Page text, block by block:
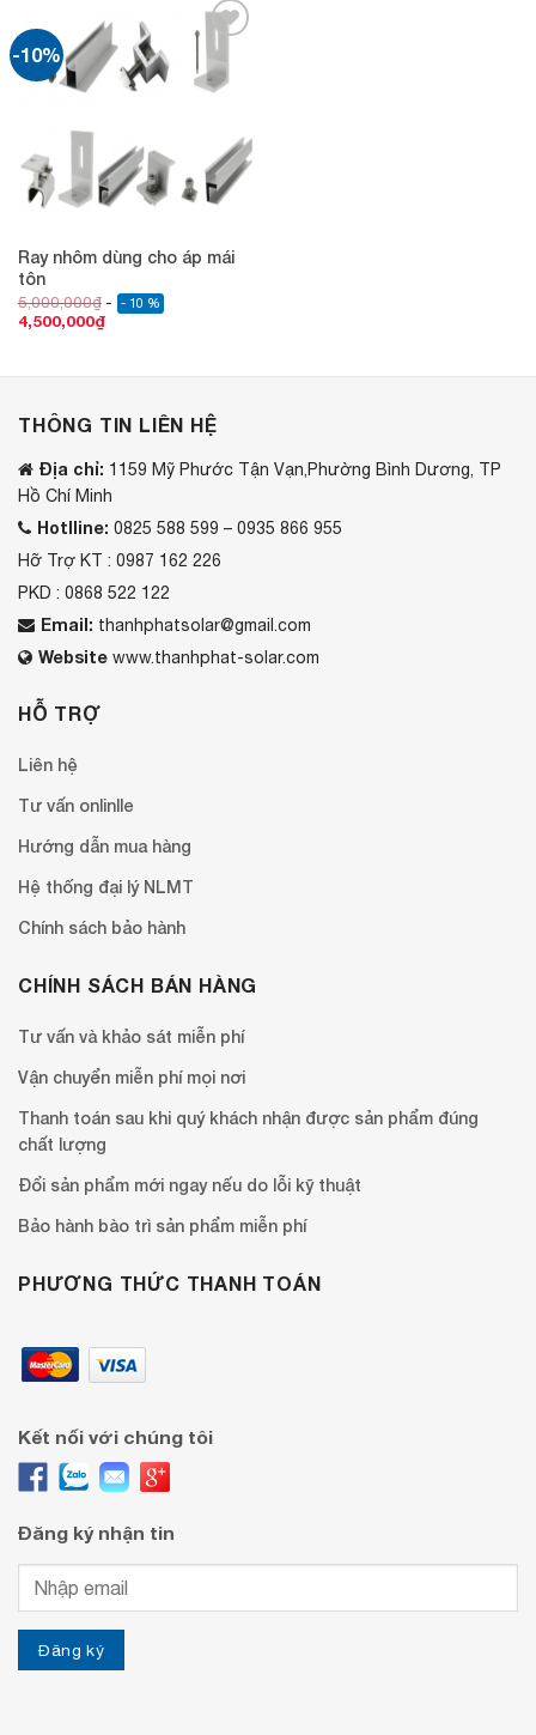
-10%
Add to
Ray nhôm dùng cho áp mái
tôn
5,000,000₫ - 10 %
4,500,000₫
THÔNG TIN LIÊN HỆ
Địa chỉ: 1159 Mỹ Phước Tận Vạn,Phường Bình Dương, TP
Hồ Chí Minh
Hotlline: 0825 588 599 – 0935 866 955
Hỡ Trợ KT : 0987 162 226
PKD : 0868 522 122
Email: thanhphatsolar@gmail.com
Website www.thanhphat-solar.com
HỖ TRỢ
Liên hệ
Tư vấn onlinlle
Hướng dẫn mua hàng
Hệ thống đại lý NLMT
Chính sách bảo hành
CHÍNH SÁCH BÁN HÀNG
Tư vấn và khảo sát miễn phí
Vận chuyển miễn phí mọi nơi
Thanh toán sau khi quý khách nhận được sản phẩm đúng
chất lượng
Đổi sản phẩm mới ngay nếu do lỗi kỹ thuật
Bảo hành bào trì sản phẩm miễn phí
PHƯƠNG THỨC THANH TOÁN
Kết nối với chúng tôi
Đăng ký nhận tin